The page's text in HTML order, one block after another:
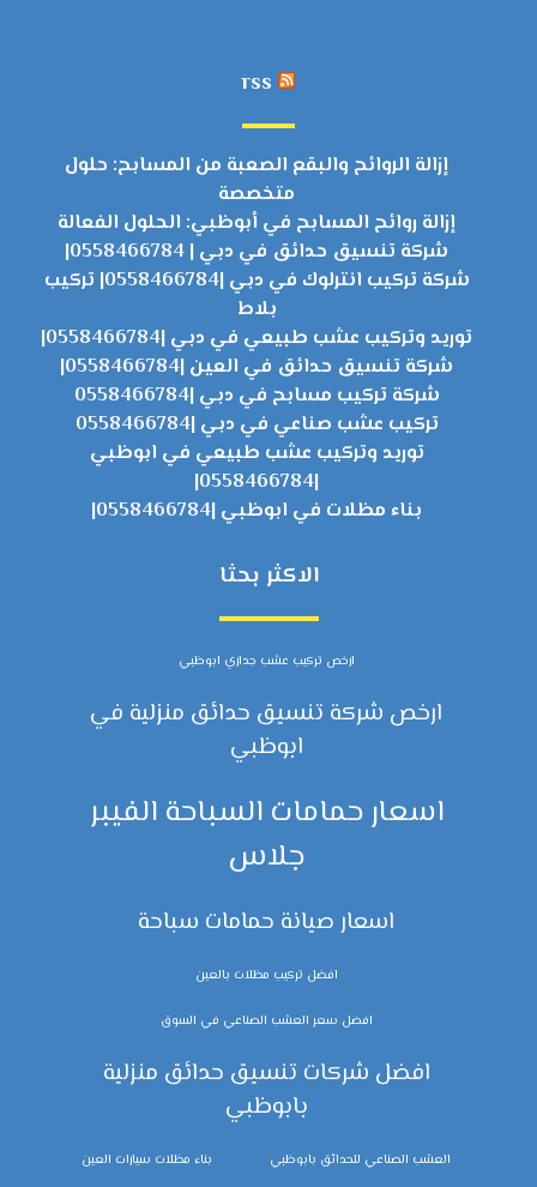
rss
إزالة الروائح والبقع الصعبة من المسابح: حلول
متخصصة
إزالة روائح المسابح في أبوظبي: الحلول الفعالة
شركة تنسيق حدائق في دبي | 0558466784|
شركة تركيب انترلوك في دبي |0558466784| تركيب
بلاط
توريد وتركيب عشب طبيعي في دبي |0558466784|
شركة تنسيق حدائق في العين |0558466784|
شركة تركيب مسابح في دبي |0558466784
تركيب عشب صناعي في دبي |0558466784
توريد وتركيب عشب طبيعي في ابوظبي
|0558466784|
بناء مظلات في ابوظبي |0558466784|
الاكثر بحثا
ارخص تركيب عشب جداري ابوظبي
ارخص شركة تنسيق حدائق منزلية في
ابوظبي
اسعار حمامات السباحة الفيبر
جلاس
اسعار صيانة حمامات سباحة
افضل تركيب مظلات بالعين
افضل سعر العشب الصناعي في السوق
افضل شركات تنسيق حدائق منزلية
بابوظبي
العشب الصناعي للحدائق بابوظبي بناء مظلات سيارات العين